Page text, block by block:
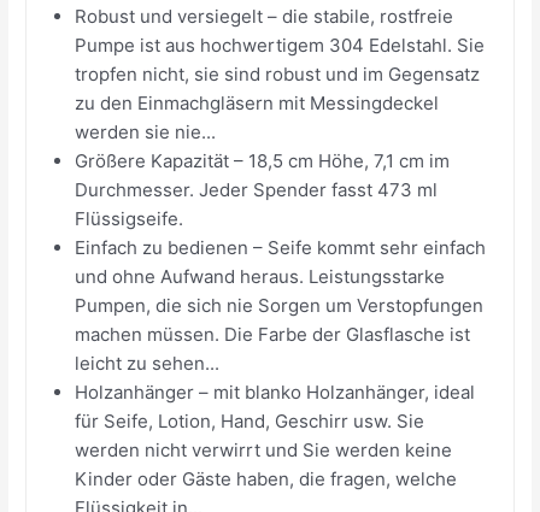
Robust und versiegelt – die stabile, rostfreie
Pumpe ist aus hochwertigem 304 Edelstahl. Sie
tropfen nicht, sie sind robust und im Gegensatz
zu den Einmachgläsern mit Messingdeckel
werden sie nie...
Größere Kapazität – 18,5 cm Höhe, 7,1 cm im
Durchmesser. Jeder Spender fasst 473 ml
Flüssigseife.
Einfach zu bedienen – Seife kommt sehr einfach
und ohne Aufwand heraus. Leistungsstarke
Pumpen, die sich nie Sorgen um Verstopfungen
machen müssen. Die Farbe der Glasflasche ist
leicht zu sehen...
Holzanhänger – mit blanko Holzanhänger, ideal
für Seife, Lotion, Hand, Geschirr usw. Sie
werden nicht verwirrt und Sie werden keine
Kinder oder Gäste haben, die fragen, welche